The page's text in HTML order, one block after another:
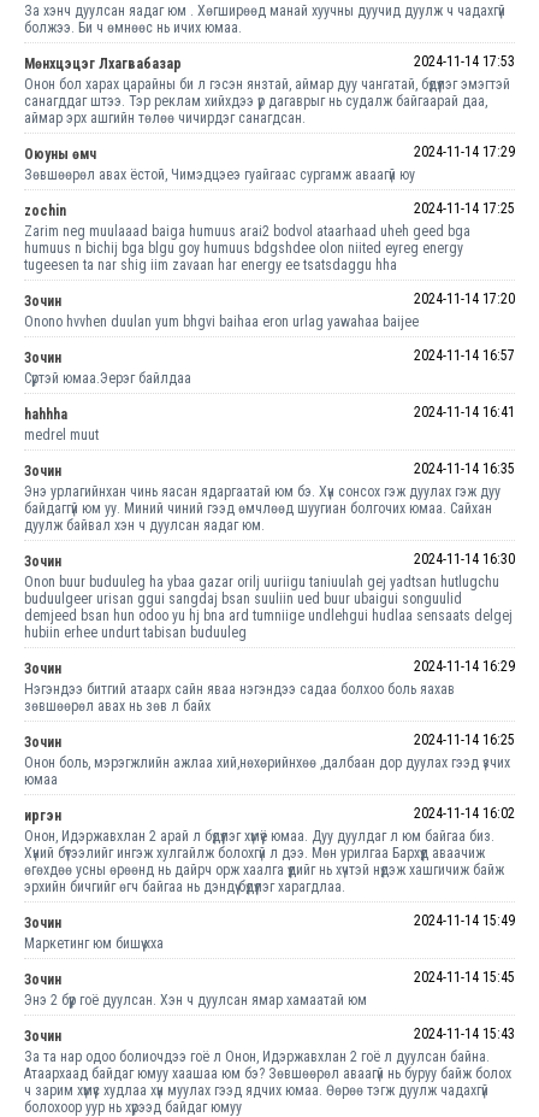
За хэнч дуулсан яадаг юм . Хөгширөөд манай хуучны дуучид дуулж ч чадахгүй
болжээ. Би ч өмнөөс нь ичих юмаа.
Мөнхцэцэг Лхагвабазар
2024-11-14 17:53
Онон бол харах царайны би л гэсэн янзтай, аймар дуу чангатай, бүдүүлэг эмэгтэй
санагддаг штээ. Тэр реклам хийхдээ үр дагаврыг нь судалж байгаарай даа,
аймар эрх ашгийн төлөө чичирдэг санагдсан.
Оюуны өмч
2024-11-14 17:29
Зөвшөөрөл авах ёстой, Чимэдцэеэ гуайгаас сургамж аваагүй юу
zochin
2024-11-14 17:25
Zarim neg muulaaad baiga humuus arai2 bodvol ataarhaad uheh geed bga
humuus n bichij bga blgu goy humuus bdgshdee olon niited eyreg energy
tugeesen ta nar shig iim zavaan har energy ee tsatsdaggu hha
Зочин
2024-11-14 17:20
Onono hvvhen duulan yum bhgvi baihaa eron urlag yawahaa baijee
Зочин
2024-11-14 16:57
Сүртэй юмаа.Эерэг байлдаа
hahhha
2024-11-14 16:41
medrel muut
Зочин
2024-11-14 16:35
Энэ урлагийнхан чинь яасан ядаргаатай юм бэ. Хүн сонсох гэж дуулах гэж дуу
байдаггүй юм уу. Миний чиний гээд өмчлөөд шуугиан болгочих юмаа. Сайхан
дуулж байвал хэн ч дуулсан яадаг юм.
Зочин
2024-11-14 16:30
Onon buur buduuleg ha ybaa gazar orilj uuriigu taniuulah gej yadtsan hutlugchu
buduulgeer urisan ggui sangdaj bsan suuliin ued buur ubaigui songuulid
demjeed bsan hun odoo yu hj bna ard tumniige undlehgui hudlaa sensaats delgej
hubiin erhee undurt tabisan buduuleg
Зочин
2024-11-14 16:29
Нэгэндээ битгий атаарх сайн яваа нэгэндээ садаа болхоо боль яахав
зөвшөөрөл авах нь зөв л байх
Зочин
2024-11-14 16:25
Онон боль, мэрэгжлийн ажлаа хий,нөхөрийнхөө ,далбаан дор дуулах гээд үзчих
юмаа
иргэн
2024-11-14 16:02
Онон, Идэржавхлан 2 арай л бүдүүлэг хүмүүё юмаа. Дуу дуулдаг л юм байгаа биз.
Хүний бүтээлийг ингэж хулгайлж болохгүй л дээ. Мөн урилгаа Бархүүд аваачиж
өгөхдөө усны өрөөнд нь дайрч орж хаалга үүдийг нь хүчтэй нүдэж хашгичиж байж
эрхийн бичгийг өгч байгаа нь дэндүү бүдүүлэг харагдлаа.
Зочин
2024-11-14 15:49
Маркетинг юм бишүү хха
Зочин
2024-11-14 15:45
Энэ 2 бүүр гоё дуулсан. Хэн ч дуулсан ямар хамаатай юм
Зочин
2024-11-14 15:43
За та нар одоо болиочдээ гоё л Онон, Идэржавхлан 2 гоё л дуулсан байна.
Атаархаад байдаг юмуу хаашаа юм бэ? Зөвшөөрөл аваагүй нь буруу байж болох
ч зарим хүмүүс худлаа хүн муулах гээд ядчих юмаа. Өөрөө тэгж дуулж чадахгүй
болохоор уур нь хүрээд байдаг юмуу